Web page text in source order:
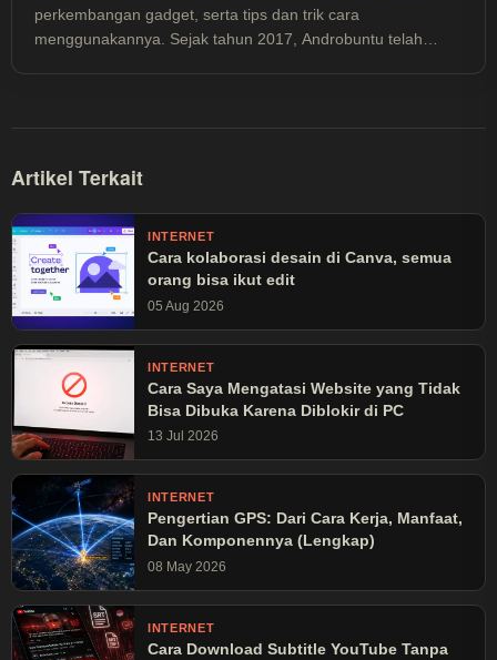
perkembangan gadget, serta tips dan trik cara
menggunakannya. Sejak tahun 2017, Androbuntu telah
Artikel Terkait
INTERNET
Cara kolaborasi desain di Canva, semua
orang bisa ikut edit
05 Aug 2026
INTERNET
Cara Saya Mengatasi Website yang Tidak
Bisa Dibuka Karena Diblokir di PC
13 Jul 2026
INTERNET
Pengertian GPS: Dari Cara Kerja, Manfaat,
Dan Komponennya (Lengkap)
08 May 2026
INTERNET
Cara Download Subtitle YouTube Tanpa